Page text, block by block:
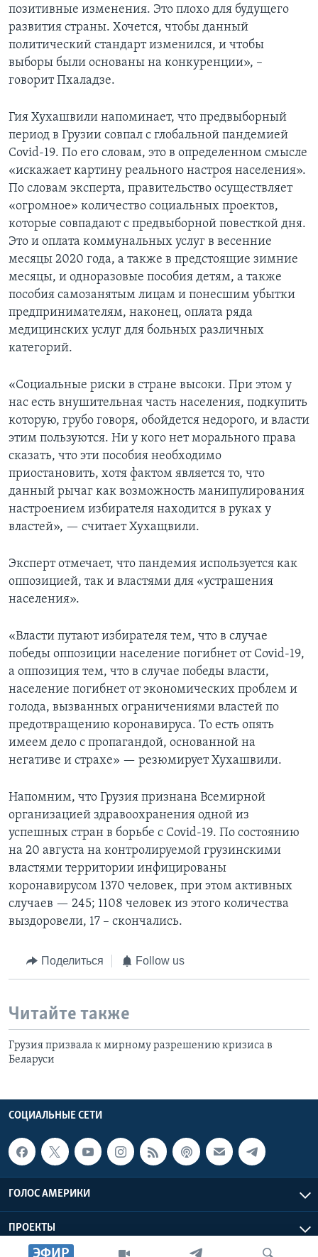
ЭФИР
позитивные изменения. Это плохо для будущего
развития страны. Хочется, чтобы данный
политический стандарт изменился, и чтобы
выборы были основаны на конкуренции», –
говорит Пхаладзе.
Гия Хухашвили напоминает, что предвыборный
период в Грузии совпал с глобальной пандемией
Covid-19. По его словам, это в определенном смысле
«искажает картину реального настроя населения».
По словам эксперта, правительство осуществляет
«огромное» количество социальных проектов,
которые совпадают с предвыборной повесткой дня.
Это и оплата коммунальных услуг в весенние
месяцы 2020 года, а также в предстоящие зимние
месяцы, и одноразовые пособия детям, а также
пособия самозанятым лицам и понесшим убытки
предпринимателям, наконец, оплата ряда
медицинских услуг для больных различных
категорий.
«Социальные риски в стране высоки. При этом у
нас есть внушительная часть населения, подкупить
которую, грубо говоря, обойдется недорого, и власти
этим пользуются. Ни у кого нет морального права
сказать, что эти пособия необходимо
приостановить, хотя фактом является то, что
данный рычаг как возможность манипулирования
настроением избирателя находится в руках у
властей», — считает Хухащвили.
Эксперт отмечает, что пандемия используется как
оппозицией, так и властями для «устрашения
населения».
«Власти путают избирателя тем, что в случае
победы оппозиции население погибнет от Covid-19,
а оппозиция тем, что в случае победы власти,
население погибнет от экономических проблем и
голода, вызванных ограничениями властей по
предотвращению коронавируса. То есть опять
имеем дело с пропагандой, основанной на
негативе и страхе» — резюмирует Хухашвили.
Напомним, что Грузия признана Всемирной
организацией здравоохранения одной из
успешных стран в борьбе с Covid-19. По состоянию
на 20 августа на контролируемой грузинскими
властями территории инфицированы
коронавирусом 1370 человек, при этом активных
случаев — 245; 1108 человек из этого количества
выздоровели, 17 – скончались.
Поделиться Follow us
Читайте также
Грузия призвала к мирному разрешению кризиса в
Беларуси
СОЦИАЛЬНЫЕ СЕТИ
ГОЛОС АМЕРИКИ
ПРОЕКТЫ